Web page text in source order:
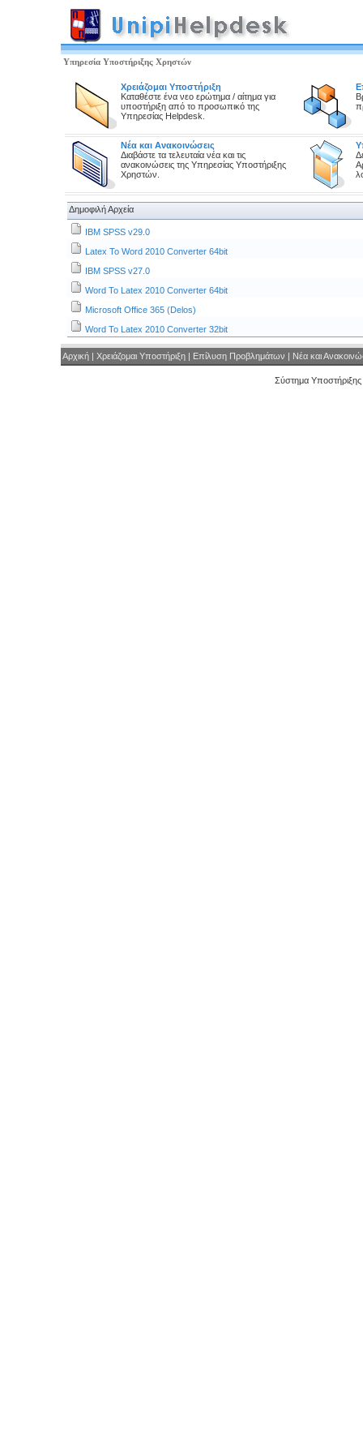
Υπηρεσία Υποστήριξης Χρηστών
Χρειάζομαι Υποστήριξη
Καταθέστε ένα νεο ερώτημα / αίτημα για
υποστήριξη από το προσωπικό της
Υπηρεσίας Helpdesk.
Νέα και Ανακοινώσεις
Διαβάστε τα τελευταία νέα και τις
ανακοινώσεις της Υπηρεσίας Υποστήριξης
Χρηστών.
Δημοφιλή Αρχεία
IBM SPSS v29.0
Latex To Word 2010 Converter 64bit
IBM SPSS v27.0
Word To Latex 2010 Converter 64bit
Microsoft Office 365 (Delos)
Word To Latex 2010 Converter 32bit
Αρχική | Χρειάζομαι Υποστήριξη | Επίλυση Προβλημάτων | Νέα και
Σύστημα